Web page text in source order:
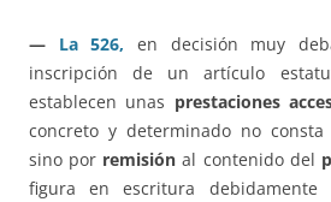
— La 526,
en decisión muy
inscripción de un artículo
establecen unas prestaciones
concreto y determinado no
sino por remisión al contenido del
figura en escritura debidamente